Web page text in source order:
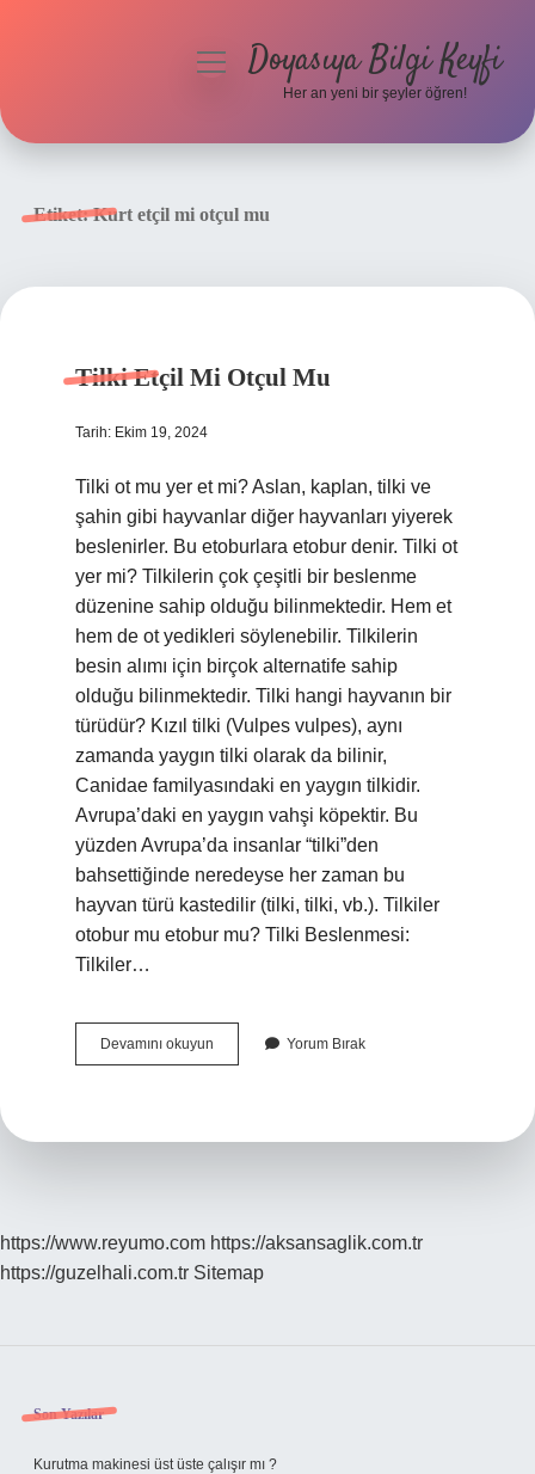
menüyüDoyasıya Bilgi Keyfi
Her an yeni bir şeyler öğren!
Etiket:Kurt etçil mi otçul mu
Tilki Etçil Mi Otçul Mu
Tarih: Ekim 19, 2024
Tilki ot mu yer et mi? Aslan, kaplan, tilki ve
şahin gibi hayvanlar diğer hayvanları yiyerek
beslenirler. Bu etoburlara etobur denir. Tilki ot
yer mi? Tilkilerin çok çeşitli bir beslenme
düzenine sahip olduğu bilinmektedir. Hem et
hem de ot yedikleri söylenebilir. Tilkilerin
besin alımı için birçok alternatife sahip
olduğu bilinmektedir. Tilki hangi hayvanın bir
türüdür? Kızıl tilki (Vulpes vulpes), aynı
zamanda yaygın tilki olarak da bilinir,
Canidae familyasındaki en yaygın tilkidir.
Avrupa’daki en yaygın vahşi köpektir. Bu
yüzden Avrupa’da insanlar “tilki”den
bahsettiğinde neredeyse her zaman bu
hayvan türü kastedilir (tilki, tilki, vb.). Tilkiler
otobur mu etobur mu? Tilki Beslenmesi:
Tilkiler…
Devamını okuyun
Etçil
Yorum Bırak
https://www.reyumo.com https://aksansaglik.com.tr
https://guzelhali.com.tr Sitemap
Sidebar
Son Yazılar
Kurutma makinesi üst üste çalışır mı ?